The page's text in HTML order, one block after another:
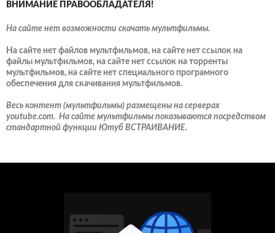
ВНИМАНИЕ ПРАВООБЛАДАТЕЛЯ!
На сайте нет возможности скачать мультфильмы.
На сайте нет файлов мультфильмов, на сайте нет ссылок на
файлы мультфильмов, на сайте нет ссылок на торренты
мультфильмов, на сайте нет специального програмного
обеспечения для скачивания мультфильмов.
Весь контент (мультфильмы) размещены на серверах
youtube.com. На сайте мультфильмы показываются посредством
стандартной функции Ютуб ВСТРАИВАНИЕ.